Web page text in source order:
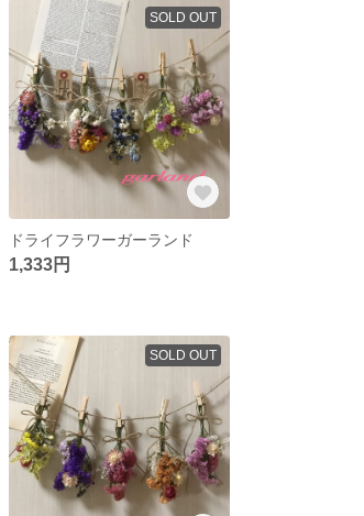
SOLD OUT
ドライフラワーガーランド
1,333円
SOLD OUT